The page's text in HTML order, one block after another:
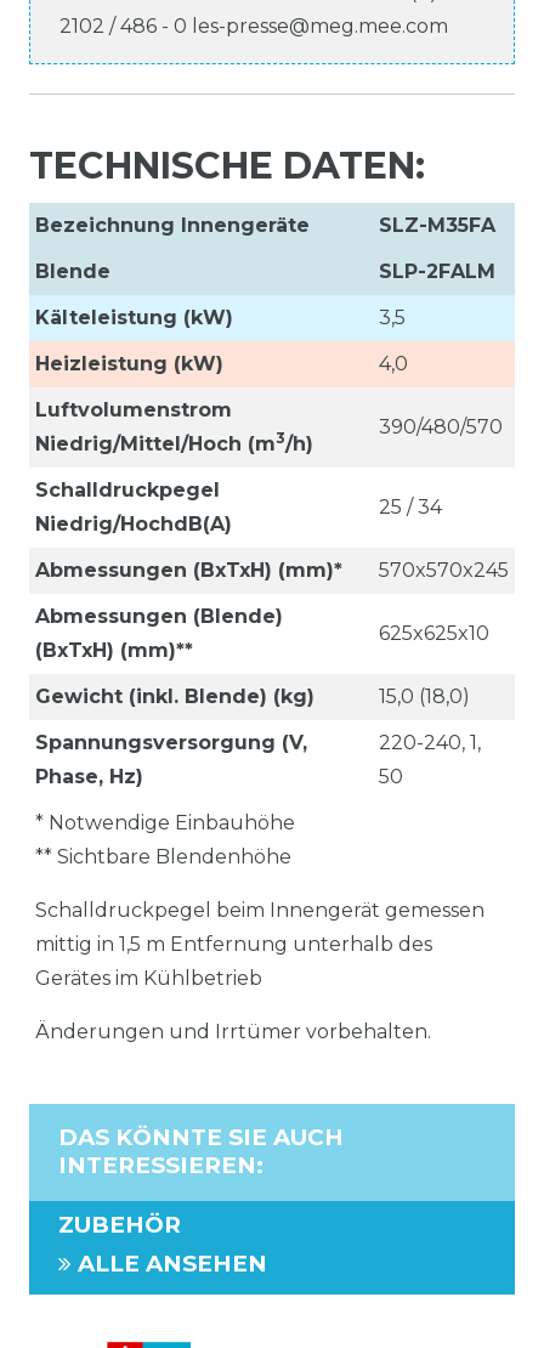
2102 / 486 - 0 les-presse@meg.mee.com
TECHNISCHE DATEN:
Bezeichnung Innengeräte
SLZ-M35FA
Blende
SLP-2FALM
Kälteleistung (kW)
3,5
Heizleistung (kW)
4,0
Luftvolumenstrom
Niedrig/Mittel/Hoch (m3/h)
390/480/570
Schalldruckpegel
Niedrig/HochdB(A)
25 / 34
Abmessungen (BxTxH) (mm)*
570x570x245
Abmessungen (Blende)
(BxTxH) (mm)**
625x625x10
Gewicht (inkl. Blende) (kg)
15,0 (18,0)
Spannungsversorgung (V,
Phase, Hz)
220-240, 1,
50
* Notwendige Einbauhöhe
** Sichtbare Blendenhöhe
Schalldruckpegel beim Innengerät gemessen
mittig in 1,5 m Entfernung unterhalb des
Gerätes im Kühlbetrieb
Änderungen und Irrtümer vorbehalten.
DAS KÖNNTE SIE AUCH
INTERESSIEREN:
ZUBEHÖR
ALLE ANSEHEN